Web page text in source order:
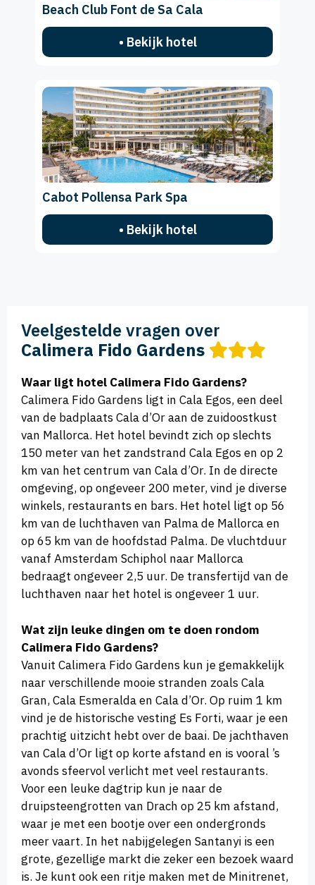
Beach Club Font de Sa Cala
• Bekijk hotel
Cabot Pollensa Park Spa
• Bekijk hotel
Veelgestelde vragen over
Calimera Fido Gardens
Waar ligt hotel Calimera Fido Gardens?
Calimera Fido Gardens ligt in Cala Egos, een deel
van de badplaats Cala d’Or aan de zuidoostkust
van Mallorca. Het hotel bevindt zich op slechts
150 meter van het zandstrand Cala Egos en op 2
km van het centrum van Cala d’Or. In de directe
omgeving, op ongeveer 200 meter, vind je diverse
winkels, restaurants en bars. Het hotel ligt op 56
km van de luchthaven van Palma de Mallorca en
op 65 km van de hoofdstad Palma. De vluchtduur
vanaf Amsterdam Schiphol naar Mallorca
bedraagt ongeveer 2,5 uur. De transfertijd van de
luchthaven naar het hotel is ongeveer 1 uur.
Wat zijn leuke dingen om te doen rondom
Calimera Fido Gardens?
Vanuit Calimera Fido Gardens kun je gemakkelijk
naar verschillende mooie stranden zoals Cala
Gran, Cala Esmeralda en Cala d’Or. Op ruim 1 km
vind je de historische vesting Es Forti, waar je een
prachtig uitzicht hebt over de baai. De jachthaven
van Cala d’Or ligt op korte afstand en is vooral ’s
avonds sfeervol verlicht met veel restaurants.
Voor een leuke dagtrip kun je naar de
druipsteengrotten van Drach op 25 km afstand,
waar je met een bootje over een ondergronds
meer vaart. In het nabijgelegen Santanyi is een
grote, gezellige markt die zeker een bezoek waard
is. Je kunt ook een ritje maken met de Minitrenet,